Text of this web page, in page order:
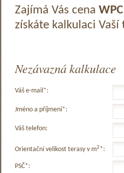
Zajímá Vás cena
získáte kalkulaci Vaší
Nezávazná kalkulace
Váš e-mail*:
Jméno a příjmení*:
Váš telefon:
Orientační velikost terasy v m2*:
PSČ*: